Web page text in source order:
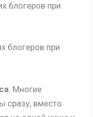
блогеров при
блогеров при
. Многие
сразу, вместо